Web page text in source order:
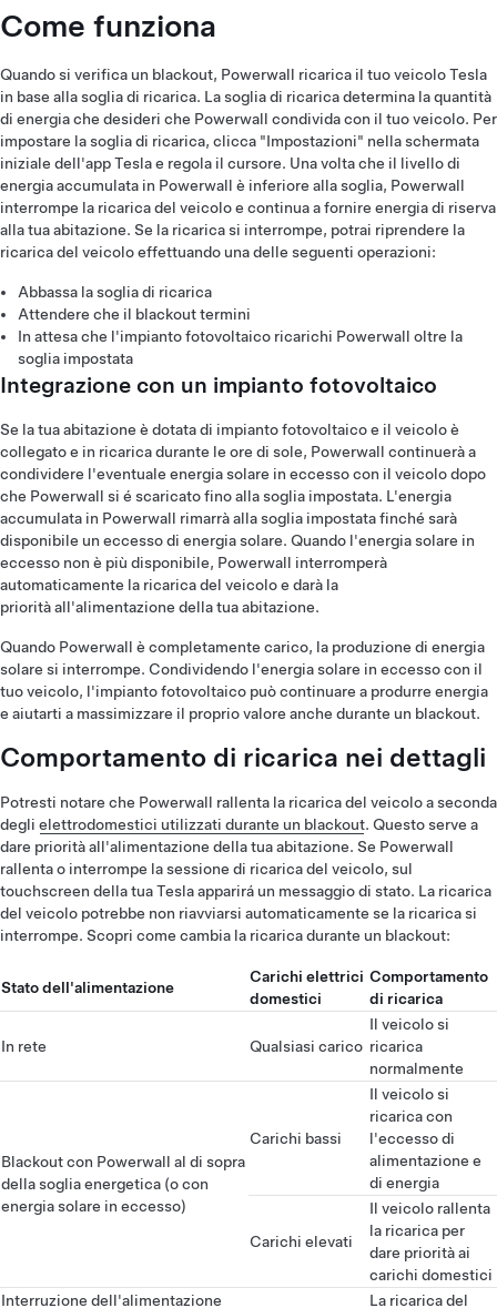
Come funziona
Quando si verifica un blackout, Powerwall ricarica il tuo veicolo Tesla
in base alla soglia di ricarica. La soglia di ricarica determina la quantità
di energia che desideri che Powerwall condivida con il tuo veicolo. Per
impostare la soglia di ricarica, clicca "Impostazioni" nella schermata
iniziale dell'app Tesla e regola il cursore. Una volta che il livello di
energia accumulata in Powerwall è inferiore alla soglia, Powerwall
interrompe la ricarica del veicolo e continua a fornire energia di riserva
alla tua abitazione. Se la ricarica si interrompe, potrai riprendere la
ricarica del veicolo effettuando una delle seguenti operazioni:
Abbassa la soglia di ricarica
Attendere che il blackout termini
In attesa che l'impianto fotovoltaico ricarichi Powerwall oltre la
soglia impostata
Integrazione con un impianto fotovoltaico
Se la tua abitazione è dotata di impianto fotovoltaico e il veicolo è
collegato e in ricarica durante le ore di sole, Powerwall continuerà a
condividere l'eventuale energia solare in eccesso con il veicolo dopo
che Powerwall si é scaricato fino alla soglia impostata. L'energia
accumulata in Powerwall rimarrà alla soglia impostata finché sarà
disponibile un eccesso di energia solare. Quando l'energia solare in
eccesso non è più disponibile, Powerwall interromperà
automaticamente la ricarica del veicolo e darà la
priorità all'alimentazione della tua abitazione.
Quando Powerwall è completamente carico, la produzione di energia
solare si interrompe. Condividendo l'energia solare in eccesso con il
tuo veicolo, l'impianto fotovoltaico può continuare a produrre energia
e aiutarti a massimizzare il proprio valore anche durante un blackout.
Comportamento di ricarica nei dettagli
Potresti notare che Powerwall rallenta la ricarica del veicolo a seconda
degli elettrodomestici utilizzati durante un blackout. Questo serve a
dare priorità all'alimentazione della tua abitazione. Se Powerwall
rallenta o interrompe la sessione di ricarica del veicolo, sul
touchscreen della tua Tesla apparirá un messaggio di stato. La ricarica
del veicolo potrebbe non riavviarsi automaticamente se la ricarica si
interrompe. Scopri come cambia la ricarica durante un blackout:
Stato dell'alimentazione
Carichi elettrici
domestici
Comportamento
di ricarica
In rete Qualsiasi carico
Il veicolo si
ricarica
normalmente
Blackout con Powerwall al di sopra
della soglia energetica (o con
energia solare in eccesso)
Carichi bassi
Il veicolo si
ricarica con
l'eccesso di
alimentazione e
di energia
Carichi elevati
Il veicolo rallenta
la ricarica per
dare priorità ai
carichi domestici
Interruzione dell'alimentazione
La ricarica del